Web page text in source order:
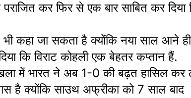
कर फिर से एक बार साबित कर
जा सकता है क्योंकि नया साल आने ही
कि विराट कोहली एक बेहतर कप्तान हैं.
में भारत ने अब 1-0 की बढ़त हासिल कर
है क्योंकि साउथ अफ्रीका को 7 साल बाद